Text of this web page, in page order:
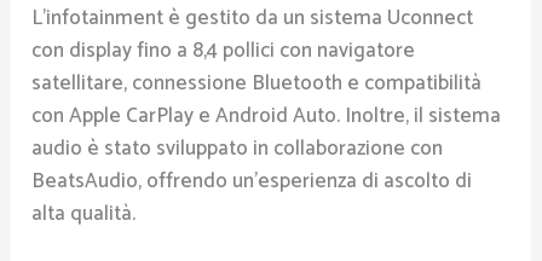
L’infotainment è gestito da un sistema Uconnect
con display fino a 8,4 pollici con navigatore
satellitare, connessione Bluetooth e compatibilità
con Apple CarPlay e Android Auto. Inoltre, il sistema
audio è stato sviluppato in collaborazione con
BeatsAudio, offrendo un’esperienza di ascolto di
alta qualità.